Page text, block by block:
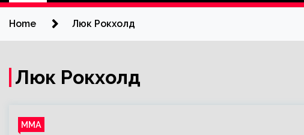
Home Люк Рокхолд
Люк Рокхолд
ММА